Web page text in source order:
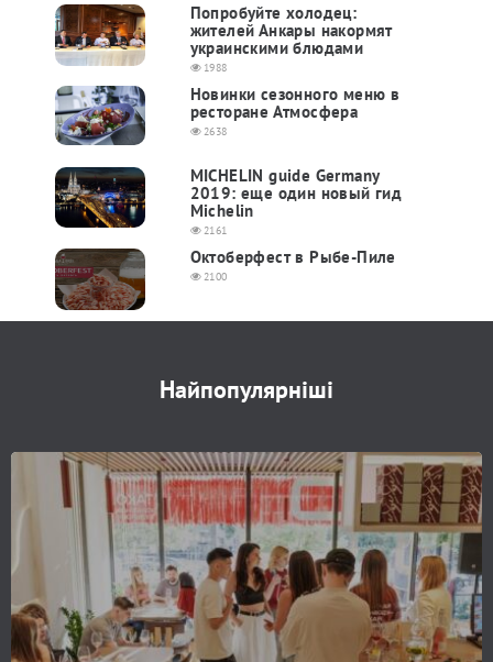
Попробуйте холодец:
жителей Анкары накормят
украинскими блюдами
1988
Новинки сезонного меню в
ресторане Атмосфера
2638
MICHELIN guide Germany
2019: еще один новый гид
Michelin
2161
Октоберфест в Рыбе-Пиле
2100
Найпопулярніші